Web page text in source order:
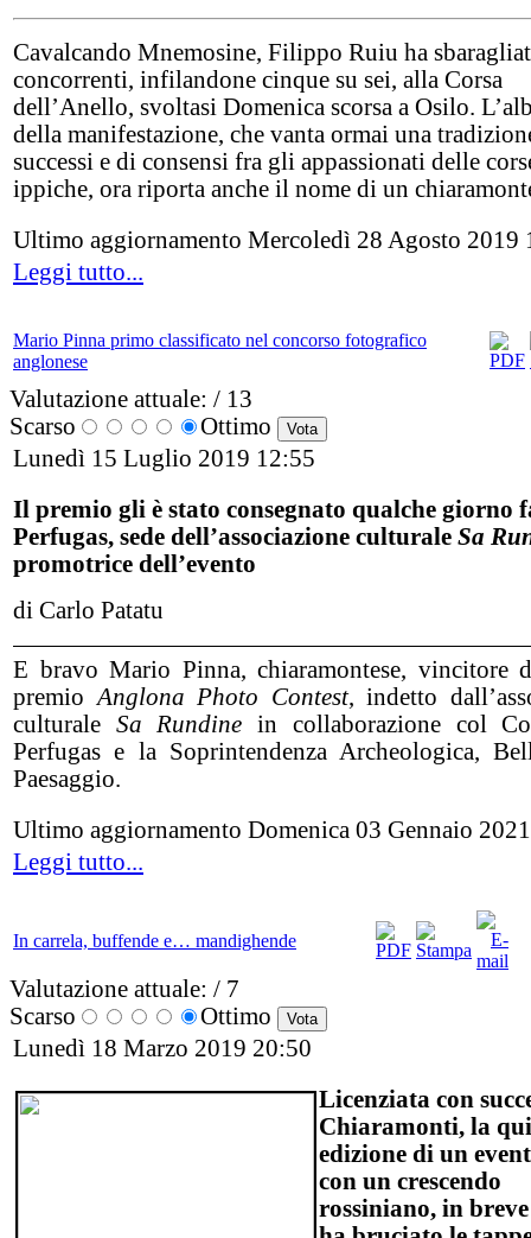
Cavalcando Mnemosine, Filippo Ruiu ha
concorrenti, infilandone cinque su sei, alla Corsa
dell’Anello, svoltasi Domenica scorsa a Osilo.
della manifestazione, che vanta ormai una
successi e di consensi fra gli appassionati delle
ippiche, ora riporta anche il nome di un
Ultimo aggiornamento Mercoledì 28 Agosto 2019
Leggi tutto...
Mario Pinna primo classificato nel concorso fotografico
anglonese
Valutazione attuale: / 13
Scarso
Ottimo
Lunedì 15 Luglio 2019 12:55
Il premio gli è stato consegnato qualche giorno
Perfugas, sede dell’associazione culturale Sa
promotrice dell’evento
di Carlo Patatu
E bravo Mario Pinna, chiaramontese, vincitore
premio Anglona Photo Contest, indetto
culturale Sa Rundine in collaborazione col
Perfugas e la Soprintendenza Archeologica,
Paesaggio.
Ultimo aggiornamento Domenica 03 Gennaio
Leggi tutto...
In carrela, buffende e… mandighende
Valutazione attuale: / 7
Scarso
Ottimo
Lunedì 18 Marzo 2019 20:50
Licenziata con
Chiaramonti, la
edizione di un
con un crescendo
rossiniano, in